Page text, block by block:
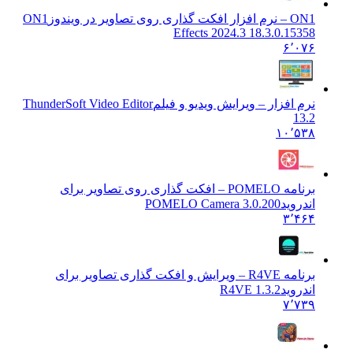
ON1
Effects 2024.3 18.3.0.15358
نرم افزار – ویرایش ویدیو و فیلم ThunderSoft Video Editor
۱۰٬۵۳۸
برنامه POMELO – افکت گذاری روی تصاویر برای
3.0.200 POMELO Camera
برنامه R4VE – ویرایش و افکت گذاری تصاویر برای
1.3.2 R4VE